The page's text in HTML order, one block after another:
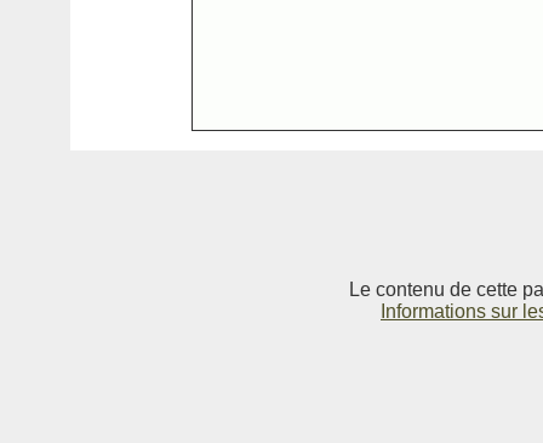
Le contenu de cette
Informations sur